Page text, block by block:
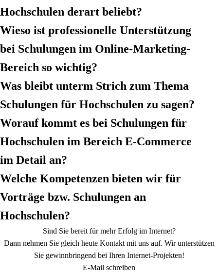
Hochschulen derart beliebt?
Wieso ist professionelle Unterstützung
bei Schulungen im Online-Marketing-
Bereich so wichtig?
Was bleibt unterm Strich zum Thema
Schulungen für Hochschulen zu sagen?
Worauf kommt es bei Schulungen für
Hochschulen im Bereich E-Commerce
im Detail an?
Welche Kompetenzen bieten wir für
Vorträge bzw. Schulungen an
Hochschulen?
Sind Sie bereit für mehr Erfolg im Internet?
Dann nehmen Sie gleich heute Kontakt mit uns auf. Wir unterstützen
Sie gewinnbringend bei Ihren Internet-Projekten!
E-Mail schreiben